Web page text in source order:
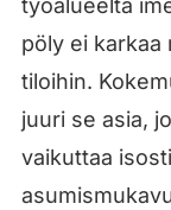
työalueelta
pöly ei karkaa
tiloihin.
juuri se asia,
vaikuttaa